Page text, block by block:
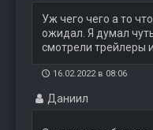
Уж чего чего а то
ожидал. Я думал
смотрели трейлеры
16.02.2022 в 08:06
Даниил